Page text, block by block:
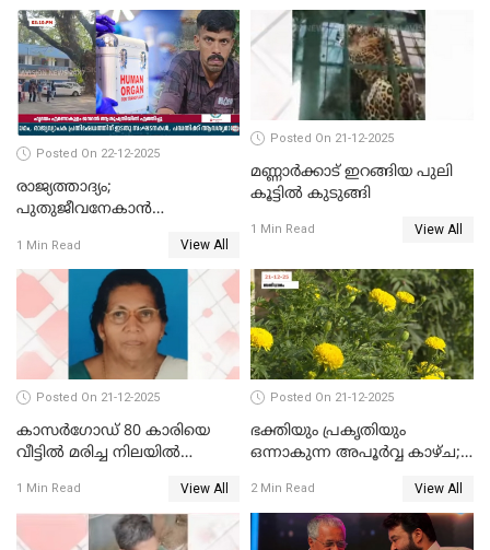
ഓടിച്ചയാൾ അറസ്റ്റിൽ.
Posted On 22-12-2025
രാജ്യത്താദ്യം;
പുതുജീവനേകാൻ
എറണാകുളം സർക്കാർ
ജനറൽ
ആശുപത്രിയിലെത്തിച്ചു
1 Min Read View All
Posted On 21-12-2025
മണ്ണാർക്കാട് ഇറങ്ങിയ പുലി
കൂട്ടിൽ കുടുങ്ങി
1 Min Read View All
Posted On 21-12-2025
കാസർഗോഡ് 80 കാരിയെ
വീട്ടിൽ മരിച്ച നിലയിൽ
1 Min Read View All
Posted On 21-12-2025
ഭക്തിയും പ്രകൃതിയും
ഒന്നാകുന്ന അപൂര്‍വ്വ കാഴ്ച;
കാഴ്ചാനുഭവമൊരുക്കി
ശബരീ നന്ദനം
2 Min Read View All